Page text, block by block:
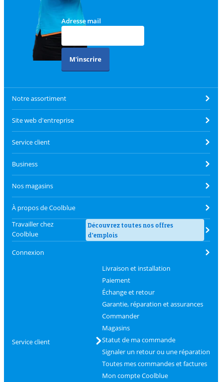
Adresse mail
M'inscrire
Notre assortiment
Site web d'entreprise
Service client
Business
Nos magasins
À propos de Coolblue
Travailler chez
Coolblue
Découvrez toutes nos offres
d'emplois
Connexion
Service client
Livraison et installation
Paiement
Échange et retour
Garantie, réparation et assurances
Commander
Magasins
Statut de ma commande
Signaler un retour ou une réparation
Toutes mes commandes et factures
Mon compte Coolblue